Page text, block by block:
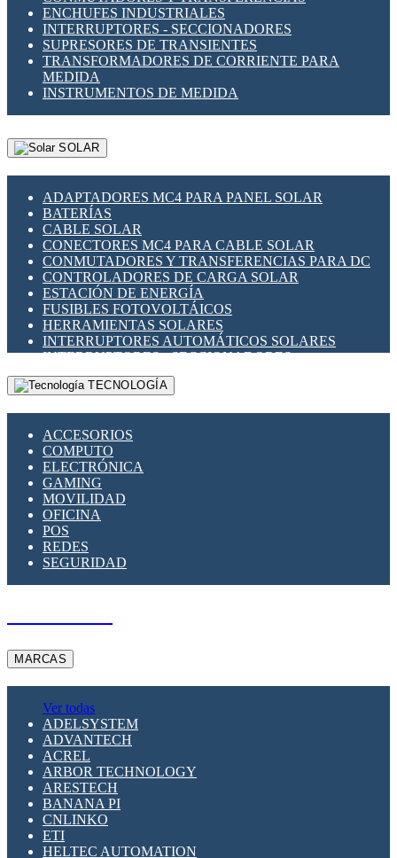
ENCHUFES INDUSTRIALES
INTERRUPTORES - SECCIONADORES
SUPRESORES DE TRANSIENTES
TRANSFORMADORES DE CORRIENTE PARA
MEDIDA
INSTRUMENTOS DE MEDIDA
SOLAR
ADAPTADORES MC4 PARA PANEL SOLAR
BATERÍAS
CABLE SOLAR
CONECTORES MC4 PARA CABLE SOLAR
CONMUTADORES Y TRANSFERENCIAS PARA DC
CONTROLADORES DE CARGA SOLAR
ESTACIÓN DE ENERGÍA
FUSIBLES FOTOVOLTÁICOS
HERRAMIENTAS SOLARES
INTERRUPTORES AUTOMÁTICOS SOLARES
INTERRUPTORES - SECCIONADORES
FOTOVOLTÁICOS
MONTAJE PANEL SOLAR
SUPRESOR DE TRANSIENTES SPDS PARA
APLICACIONES FOTOVOLTAICAS
TECNOLOGÍA
ACCESORIOS
COMPUTO
ELECTRÓNICA
GAMING
MOVILIDAD
OFICINA
POS
REDES
SEGURIDAD
MARCAS
Ver todas
ADELSYSTEM
ADVANTECH
ACREL
ARBOR TECHNOLOGY
ARESTECH
BANANA PI
CNLINKO
ETI
HELTEC AUTOMATION